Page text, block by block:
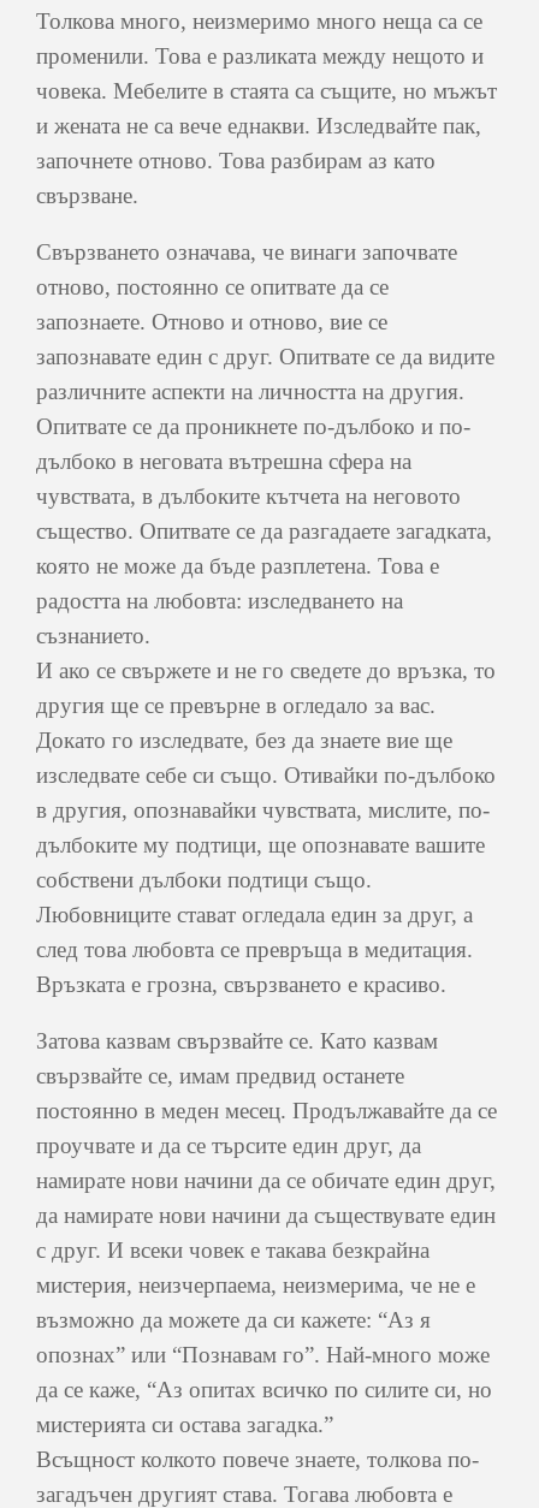
Толкова много, неизмеримо много неща са се
променили. Това е разликата между нещото и
човека. Мебелите в стаята са същите, но мъжът
и жената не са вече еднакви. Изследвайте пак,
започнете отново. Това разбирам аз като
свързване.
Свързването означава, че винаги започвате
отново, постоянно се опитвате да се
запознаете. Отново и отново, вие се
запознавате един с друг. Опитвате се да видите
различните аспекти на личността на другия.
Опитвате се да проникнете по-дълбоко и по-
дълбоко в неговата вътрешна сфера на
чувствата, в дълбоките кътчета на неговото
същество. Опитвате се да разгадаете загадката,
която не може да бъде разплетена. Това е
радостта на любовта: изследването на
съзнанието.
И ако се свържете и не го сведете до връзка, то
другия ще се превърне в огледало за вас.
Докато го изследвате, без да знаете вие ще
изследвате себе си също. Отивайки по-дълбоко
в другия, опознавайки чувствата, мислите, по-
дълбоките му подтици, ще опознавате вашите
собствени дълбоки подтици също.
Любовниците стават огледала един за друг, а
след това любовта се превръща в медитация.
Връзката е грозна, свързването е красиво.
Затова казвам свързвайте се. Като казвам
свързвайте се, имам предвид останете
постоянно в меден месец. Продължавайте да се
проучвате и да се търсите един друг, да
намирате нови начини да се обичате един друг,
да намирате нови начини да съществувате един
с друг. И всеки човек е такава безкрайна
мистерия, неизчерпаема, неизмерима, че не е
възможно да можете да си кажете: “Аз я
опознах” или “Познавам го”. Най-много може
да се каже, “Аз опитах всичко по силите си, но
мистерията си остава загадка.”
Всъщност колкото повече знаете, толкова по-
загадъчен другият става. Тогава любовта е